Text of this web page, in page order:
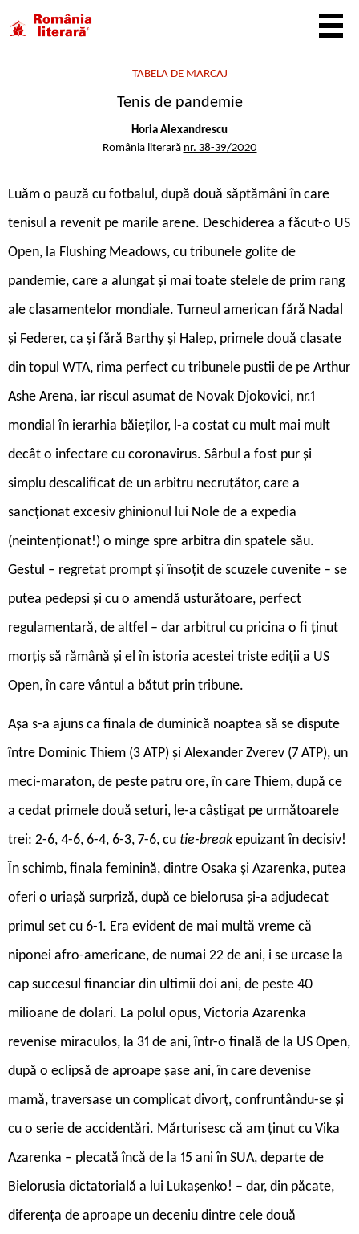
TABELA DE MARCAJ
Tenis de pandemie
Horia Alexandrescu
România literară nr. 38-39/2020
Luăm o pauză cu fotbalul, după două săptămâni în care
tenisul a revenit pe marile arene. Deschiderea a făcut-o US
Open, la Flushing Meadows, cu tribunele golite de
pandemie, care a alungat și mai toate stelele de prim rang
ale clasamentelor mondiale. Turneul american fără Nadal
și Federer, ca și fără Barthy și Halep, primele două clasate
din topul WTA, rima perfect cu tribunele pustii de pe Arthur
Ashe Arena, iar riscul asumat de Novak Djokovici, nr.1
mondial în ierarhia băieților, l-a costat cu mult mai mult
decât o infectare cu coronavirus. Sârbul a fost pur și
simplu descalificat de un arbitru necruțător, care a
sancționat excesiv ghinionul lui Nole de a expedia
(neintenționat!) o minge spre arbitra din spatele său.
Gestul – regretat prompt și însoțit de scuzele cuvenite – se
putea pedepsi și cu o amendă usturătoare, perfect
regulamentară, de altfel – dar arbitrul cu pricina o fi ținut
morțiș să rămână și el în istoria acestei triste ediții a US
Open, în care vântul a bătut prin tribune.
Așa s-a ajuns ca finala de duminică noaptea să se dispute
între Dominic Thiem (3 ATP) și Alexander Zverev (7 ATP), un
meci-maraton, de peste patru ore, în care Thiem, după ce
a cedat primele două seturi, le-a câștigat pe următoarele
trei: 2-6, 4-6, 6-4, 6-3, 7-6, cu tie-break epuizant în decisiv!
În schimb, finala feminină, dintre Osaka și Azarenka, putea
oferi o uriașă surpriză, după ce bielorusa şi-a adjudecat
primul set cu 6-1. Era evident de mai multă vreme că
niponei afro-americane, de numai 22 de ani, i se urcase la
cap succesul financiar din ultimii doi ani, de peste 40
milioane de dolari. La polul opus, Victoria Azarenka
revenise miraculos, la 31 de ani, într-o finală de la US Open,
după o eclipsă de aproape șase ani, în care devenise
mamă, traversase un complicat divorț, confruntându-se și
cu o serie de accidentări. Mărturisesc că am ținut cu Vika
Azarenka – plecată încă de la 15 ani în SUA, departe de
Bielorusia dictatorială a lui Lukașenko! – dar, din păcate,
diferența de aproape un deceniu dintre cele două